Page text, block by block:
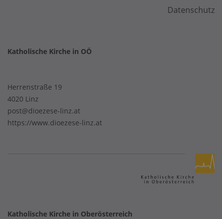
Datenschutz
Katholische Kirche in OÖ
Herrenstraße 19
4020 Linz
post@dioezese-linz.at
https://www.dioezese-linz.at
Katholische Kirche in Oberösterreich